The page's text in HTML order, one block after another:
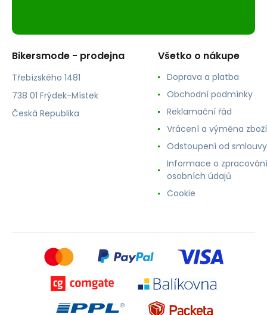
Bikersmode - prodejna
Třebízského 1481
738 01 Frýdek-Místek
Česká Republika
Všetko o nákupe
Doprava a platba
Obchodní podmínky
Reklamační řád
Vrácení a výměna zboží
Odstoupení od smlouvy
Informace o zpracování
osobních údajů
Cookie